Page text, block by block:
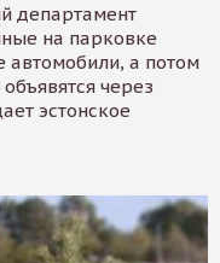
департамент
на парковке
автомобили, а потом
через
эстонское